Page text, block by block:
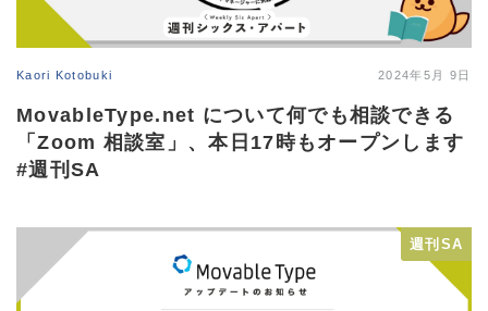
Kaori Kotobuki 2024年5月 9日
MovableType.net について何でも相談できる
「Zoom 相談室」、本日17時もオープンします
#週刊SA
週刊SA